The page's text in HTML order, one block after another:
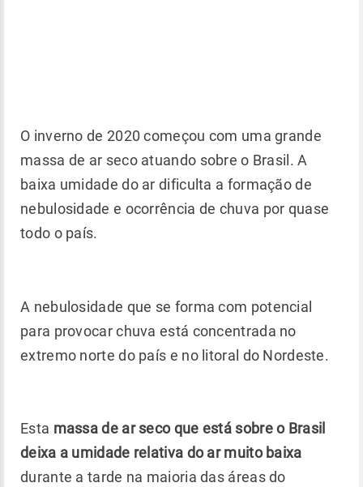
O inverno de 2020 começou com uma grande
massa de ar seco atuando sobre o Brasil. A
baixa umidade do ar dificulta a formação de
nebulosidade e ocorrência de chuva por quase
todo o país.
A nebulosidade que se forma com potencial
para provocar chuva está concentrada no
extremo norte do país e no litoral do Nordeste.
Esta massa de ar seco que está sobre o Brasil
deixa a umidade relativa do ar muito baixa
durante a tarde na maioria das áreas do